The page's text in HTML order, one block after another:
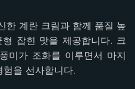
한 계란 크림과 함께 품질 높
잡힌 맛을 제공합니다. 크
미가 조화를 이루면서 마지
을 선사합니다.